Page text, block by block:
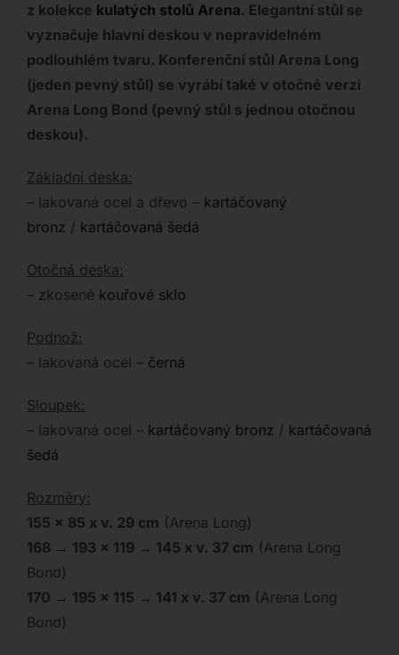
z kolekce kulatých stolů Arena. Elegantní stůl se
vyznačuje hlavní deskou v nepravidelném
podlouhlém tvaru. Konferenční stůl Arena Long
(jeden pevný stůl) se vyrábí také v otočné verzi
Arena Long Bond (pevný stůl s jednou otočnou
deskou).
Základní deska:
– lakovaná ocel a dřevo – kartáčovaný
bronz / kartáčovaná šedá
Otočná deska:
– zkosené kouřové sklo
Podnož:
– lakovaná ocel – černá
Sloupek:
– lakovaná ocel – kartáčovaný bronz / kartáčovaná
šedá
Rozměry:
155 x 85 x v. 29 cm (Arena Long)
168 → 193 x 119 → 145 x v. 37 cm (Arena Long
Bond)
170 → 195 x 115 → 141 x v. 37 cm (Arena Long
Bond)